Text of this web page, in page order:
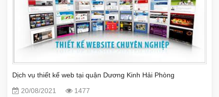
Dịch vụ thiết kế web tại quận Dương Kinh Hải Phòng
20/08/2021
1477